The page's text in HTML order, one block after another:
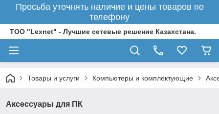
Просьба уточнять наличие и цены товаров по
телефону
ТОО "Lexnet" - Лучшие сетевые решение Казахстана.
Товары и услуги Компьютеры и комплектующие
Аксессуары для ПК